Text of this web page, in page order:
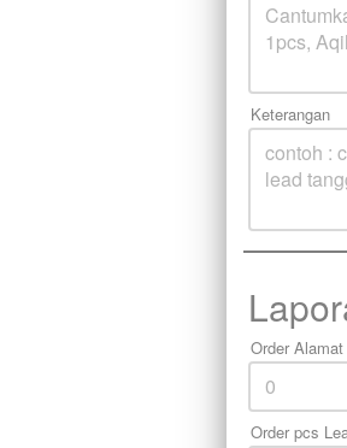
Keterangan
Order
Order pcs